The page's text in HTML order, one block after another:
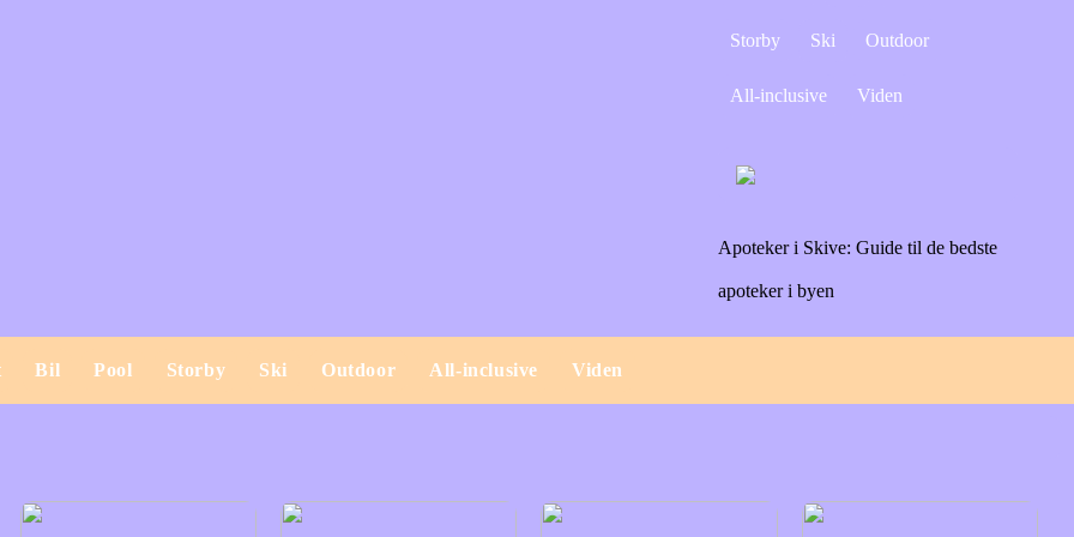
Storby Ski Outdoor
All-inclusive Viden
Apoteker i Skive: Guide til de bedste
apoteker i byen
Bil Pool Storby Ski Outdoor All-inclusive Viden